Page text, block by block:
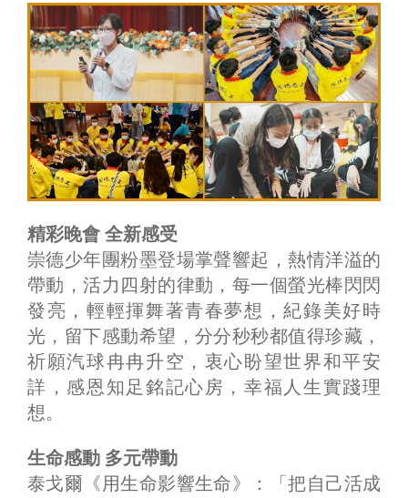
精彩晚會 全新感受
崇德少年團粉墨登場掌聲響起，熱情洋溢的
帶動，活力四射的律動，每一個螢光棒閃閃
發亮，輕輕揮舞著青春夢想，紀錄美好時
光，留下感動希望，分分秒秒都值得珍藏，
祈願汽球冉冉升空，衷心盼望世界和平安
詳，感恩知足銘記心房，幸福人生實踐理
想。
生命感動 多元帶動
泰戈爾《用生命影響生命》：「把自己活成